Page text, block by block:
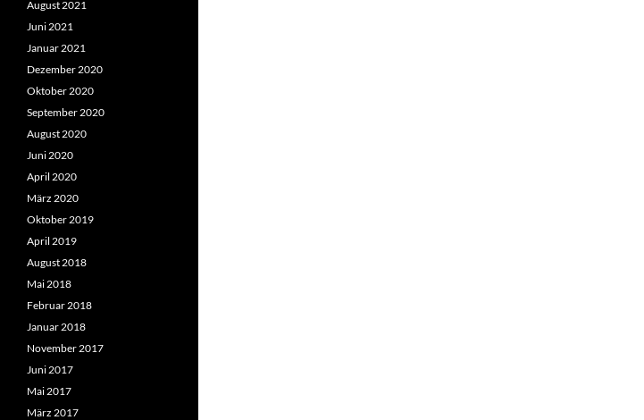
August 2021
Juni 2021
Januar 2021
Dezember 2020
Oktober 2020
September 2020
August 2020
Juni 2020
April 2020
März 2020
Oktober 2019
April 2019
August 2018
Mai 2018
Februar 2018
Januar 2018
November 2017
Juni 2017
Mai 2017
März 2017